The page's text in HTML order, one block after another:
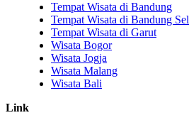
Tempat Wisata di Bandung
Tempat Wisata di Bandung
Tempat Wisata di Garut
Wisata Bogor
Wisata Jogja
Wisata Malang
Wisata Bali
Link